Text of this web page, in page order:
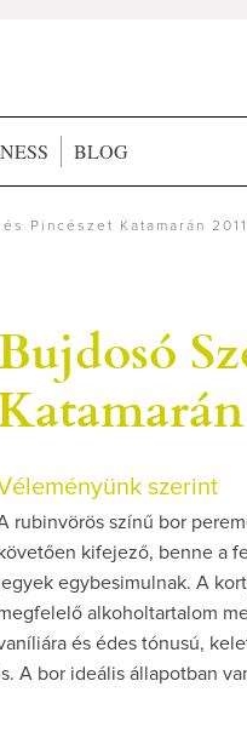
BLOG
Pincészet Katamarán 2011
szerint
rubinvörös színű bor
követően kifejező, benne a
egybesimulnak. A
alkoholtartalom
és édes tónusú,
A bor ideális állapotban